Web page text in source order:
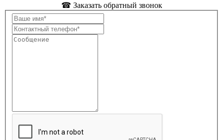
☎ Заказать обратный звонок